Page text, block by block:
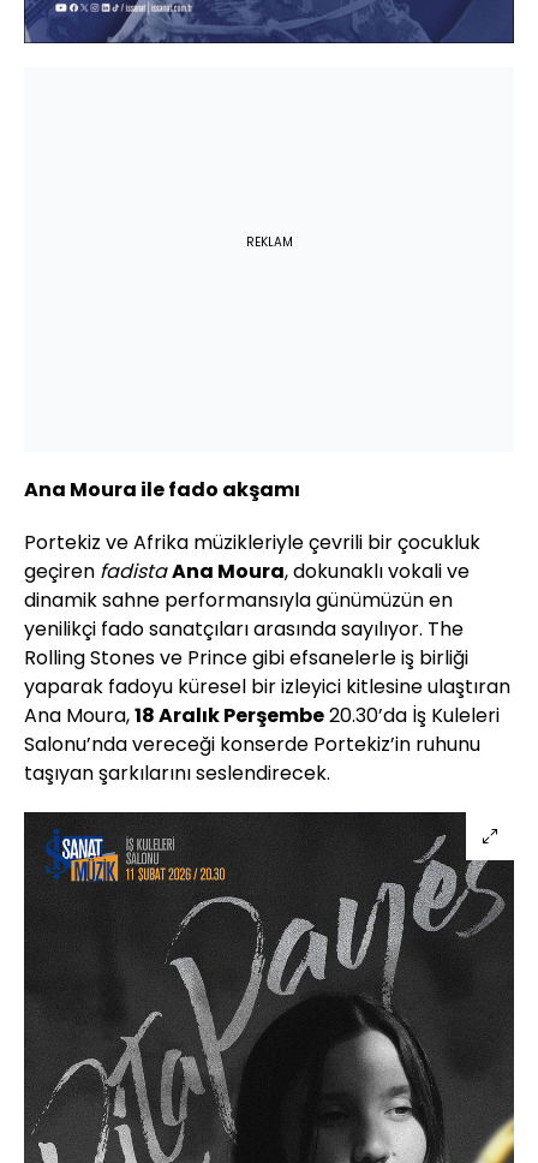
REKLAM
Ana Moura ile fado akşamı
Portekiz ve Afrika müzikleriyle çevrili bir çocukluk
geçiren fadistaAna Moura, dokunaklı vokali ve
dinamik sahne performansıyla günümüzün en
yenilikçi fado sanatçıları arasında sayılıyor. The
Rolling Stones ve Prince gibi efsanelerle iş birliği
yaparak fadoyu küresel bir izleyici kitlesine ulaştıran
Ana Moura,18 Aralık Perşembe20.30’da İş Kuleleri
Salonu’nda vereceği konserde Portekiz’in ruhunu
taşıyan şarkılarını seslendirecek.